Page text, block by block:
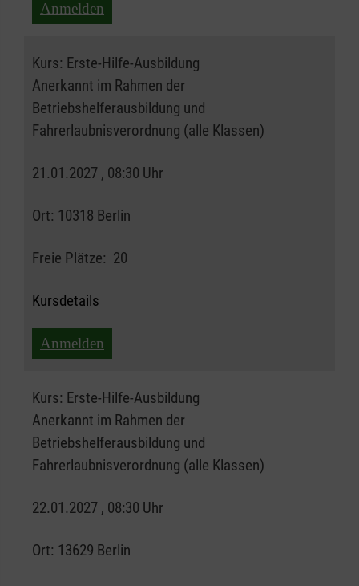
Anmelden
Kurs: Erste-Hilfe-Ausbildung
Anerkannt im Rahmen der
Betriebshelferausbildung und
Fahrerlaubnisverordnung (alle Klassen)
21.01.2027 , 08:30 Uhr
Ort: 10318 Berlin
Freie Plätze: 20
Kursdetails
Anmelden
Kurs: Erste-Hilfe-Ausbildung
Anerkannt im Rahmen der
Betriebshelferausbildung und
Fahrerlaubnisverordnung (alle Klassen)
22.01.2027 , 08:30 Uhr
Ort: 13629 Berlin